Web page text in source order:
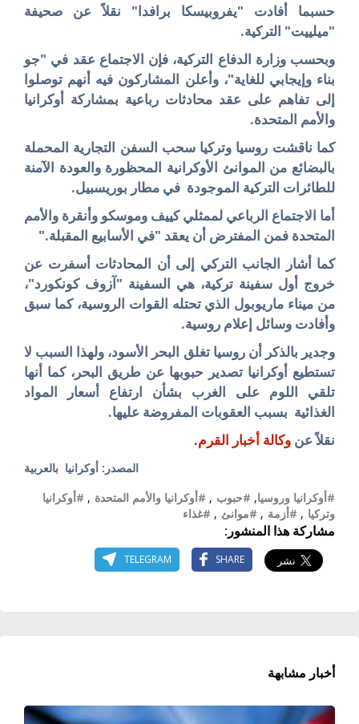
حسبما أفادت "يفروبيسكا برافدا" نقلاً عن صحيفة
"ميلييت" التركية.
وبحسب وزارة الدفاع التركية، فإن الاجتماع عقد في "جو
بناء وإيجابي للغاية"، وأعلن المشاركون فيه أنهم توصلوا
إلى تفاهم على عقد محادثات رباعية بمشاركة أوكرانيا
والأمم المتحدة.
كما ناقشت روسيا وتركيا سحب السفن التجارية المحملة
بالبضائع من الموانئ الأوكرانية المحظورة والعودة الآمنة
للطائرات التركية الموجودة في مطار بوريسبيل.
أما الاجتماع الرباعي لممثلي كييف وموسكو وأنقرة والأمم
المتحدة فمن المفترض أن يعقد "في الأسابيع المقبلة".
كما أشار الجانب التركي إلى أن المحادثات أسفرت عن
خروج أول سفينة تركية، هي السفينة "آزوف كونكورد"،
من ميناء ماريوبول الذي تحتله القوات الروسية، كما سبق
وأفادت وسائل إعلام روسية.
وجدير بالذكر أن روسيا تغلق البحر الأسود، ولهذا السبب لا
تستطيع أوكرانيا تصدير حبوبها عن طريق البحر، كما أنها
تلقي اللوم على الغرب بشأن ارتفاع أسعار المواد
الغذائية بسبب العقوبات المفروضة عليها.
نقلاً عن وكالة أخبار القرم.
المصدر: أوكرانيا بالعربية
#أوكرانيا وروسيا, #حبوب , #أوكرانيا والأمم المتحدة , #أوكرانيا
وتركيا , #أزمة , #موانئ , #غذاء
مشاركة هذا المنشور:
SHARE
TELEGRAM
أخبار مشابهة